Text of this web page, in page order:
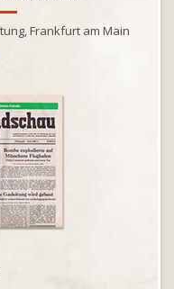
Frankfurt am Main